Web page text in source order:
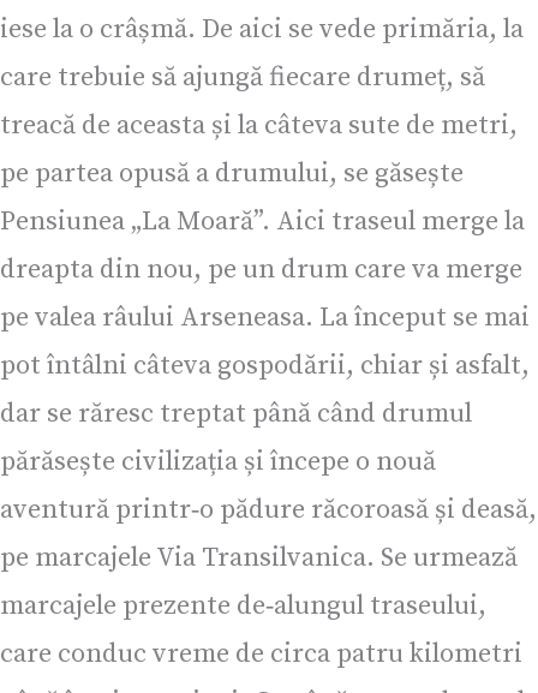
iese la o crâșmă. De aici se vede primăria, la
care trebuie să ajungă fiecare drumeț, să
treacă de aceasta și la câteva sute de metri,
pe partea opusă a drumului, se găsește
Pensiunea „La Moară”. Aici traseul merge la
dreapta din nou, pe un drum care va merge
pe valea râului Arseneasa. La început se mai
pot întâlni câteva gospodării, chiar și asfalt,
dar se răresc treptat până când drumul
părăsește civilizația și începe o nouă
aventură printr‑o pădure răcoroasă și deasă,
pe marcajele Via Transilvanica. Se urmează
marcajele prezente de‑alungul traseului,
care conduc vreme de circa patru kilometri